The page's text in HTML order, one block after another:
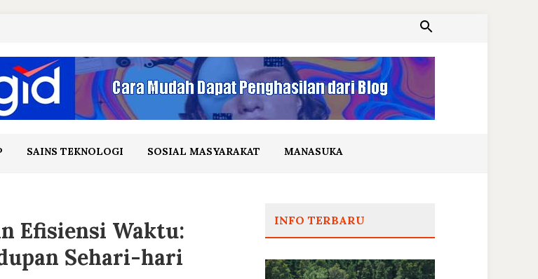
SAINS TEKNOLOGI SOSIAL MASYARAKAT MANASUKA
Efisiensi Waktu:
Sehari-hari
INFO TERBARU